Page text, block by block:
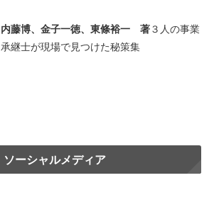
内藤博、金子一徳、東條裕一 著３人の事業
承継士が現場で見つけた秘策集
ソーシャルメディア